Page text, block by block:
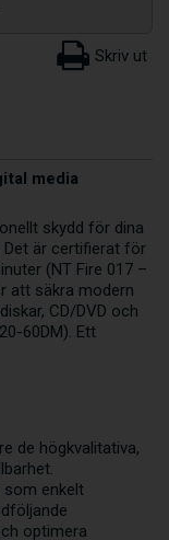
media
skydd för dina
Det är certifierat för
(NT Fire 017 –
att säkra modern
CD/DVD och
60DM). Ett
de högkvalitativa,
som enkelt
optimera